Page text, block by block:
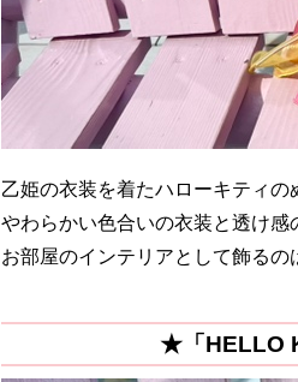
乙姫の衣装を着たハローキティの
やわらかい色合いの衣装と透け
お部屋のインテリアとして飾る
★「HELLO